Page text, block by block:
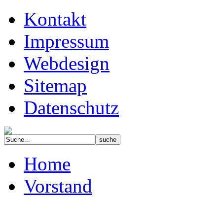
Kontakt
Impressum
Webdesign
Sitemap
Datenschutz
Home
Vorstand